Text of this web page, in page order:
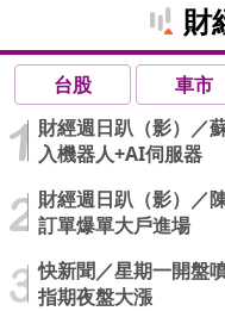
財
台股 車市
財經週日趴（影）／
入機器人+AI伺服器
財經週日趴（影）／
訂單爆單大戶進場
快新聞／星期一開盤
指期夜盤大漲